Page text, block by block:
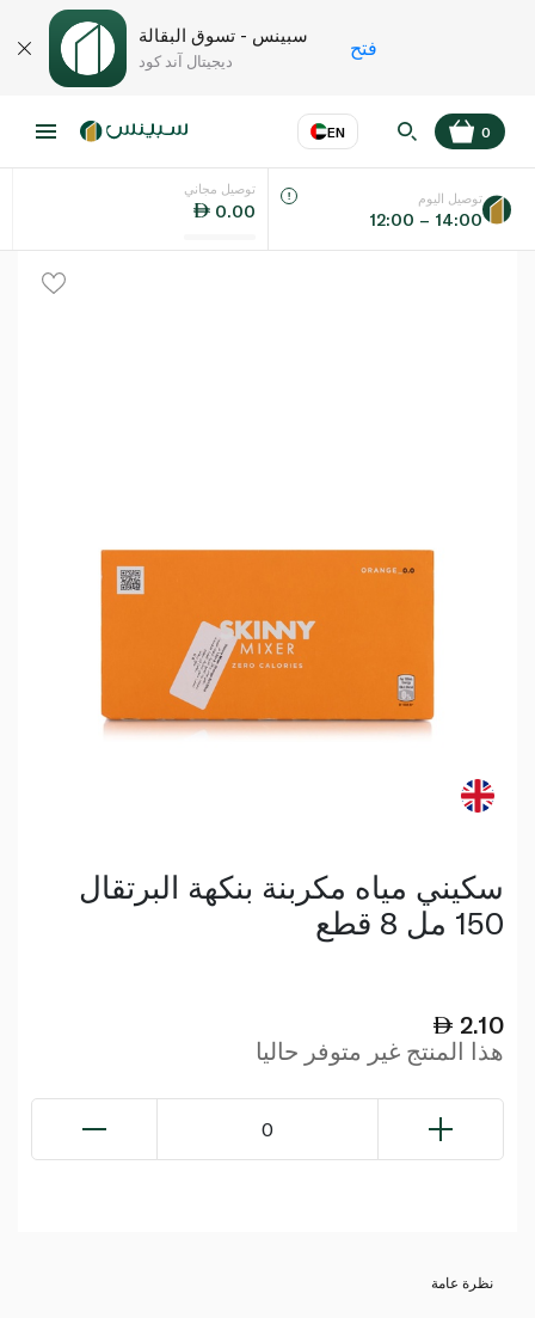
سبينس - تسوق البقالة
ديجيتال آند كود
فتح
EN
اللغة عر
0
توصيل مجاني
0.00
توصيل اليوم
12:00 – 14:00
سكيني مياه مكربنة بنكهة البرتقال
150 مل 8 قطع
2.10
هذا المنتج غير متوفر حاليا
0
نظرة عامة